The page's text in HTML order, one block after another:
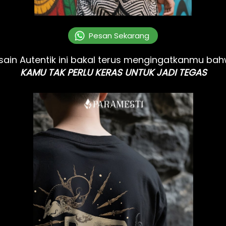
` Pesan Sekarang
Autentik ini bakal terus mengingatkanmu
KAMU TAK PERLU KERAS UNTUK JADI TEGAS